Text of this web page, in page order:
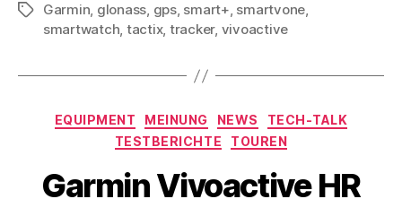
Schlagwörter
Garmin, glonass, gps, smart+, smartvone,
smartwatch, tactix, tracker, vivoactive
Kategorien
EQUIPMENT MEINUNG NEWS
TECH-TALK
TESTBERICHTE
TOUREN
Garmin Vivoactive HR